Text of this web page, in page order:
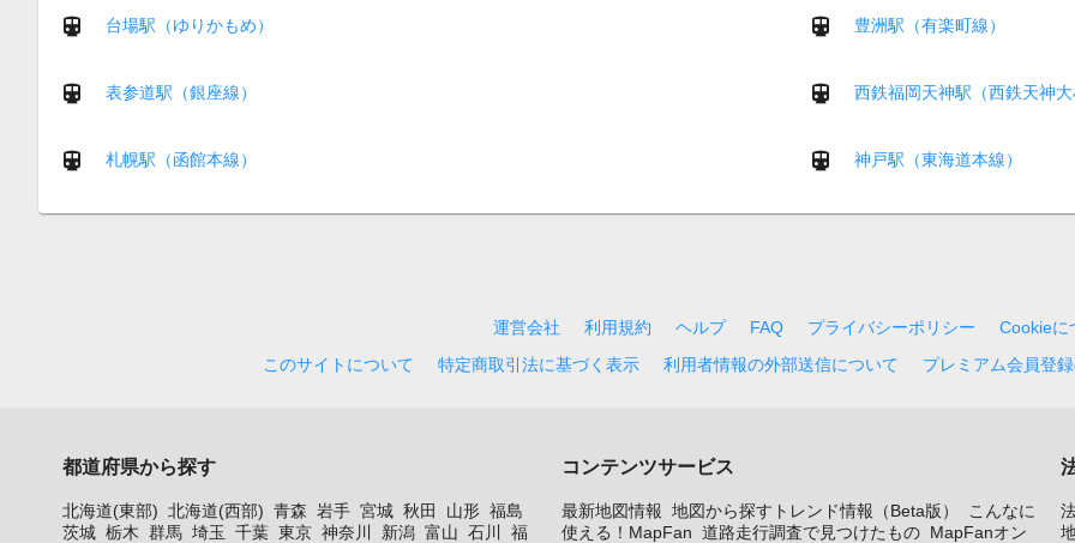
台場駅（ゆりかもめ） 豊洲駅（有楽町線）
表参道駅（銀座線） 西鉄福岡天神駅（西鉄天神
札幌駅（函館本線） 神戸駅（東海道本線）
運営会社 利用規約 ヘルプ FAQ プライバシーポリシー
Cookieに
このサイトについて
特定商取引法に基づく表示 利用者情報の外部送信について プレミアム会員登
都道府県から探す
北海道(東部) 北海道(西部) 青森 岩手 宮城 秋田 山形 福島
茨城 栃木 群馬 埼玉 千葉 東京 神奈川 新潟 富山 石川
福
コンテンツサービス
最新地図情報 地図から探すトレンド情報（Beta版）
こんなに
使える！MapFan 道路走行調査で見つけたもの MapFanオン